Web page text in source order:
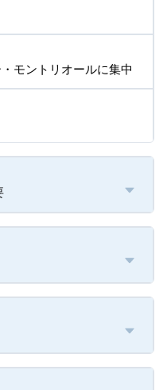
モントリオールに集中